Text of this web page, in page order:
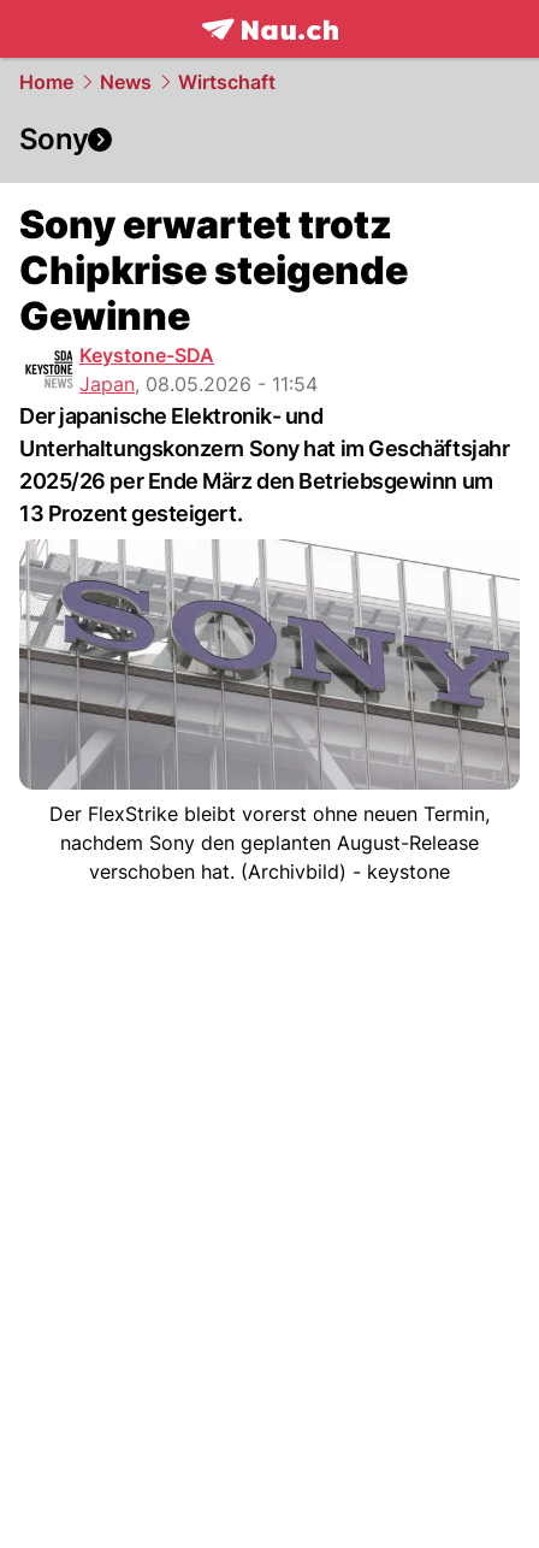
frontpage.NAU.ch
Home News Wirtschaft
Sony
Sony erwartet trotz
Chipkrise steigende
Gewinne
Keystone-SDA
Japan, 08.05.2026 - 11:54
Der japanische Elektronik- und
Unterhaltungskonzern Sony hat im Geschäftsjahr
2025/26 per Ende März den Betriebsgewinn um
13 Prozent gesteigert.
Der FlexStrike bleibt vorerst ohne neuen Termin,
nachdem Sony den geplanten August-Release
verschoben hat. (Archivbild) - keystone